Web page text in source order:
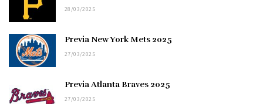
28/03/2025
Previa New York Mets 2025
27/03/2025
Previa Atlanta Braves 2025
27/03/2025